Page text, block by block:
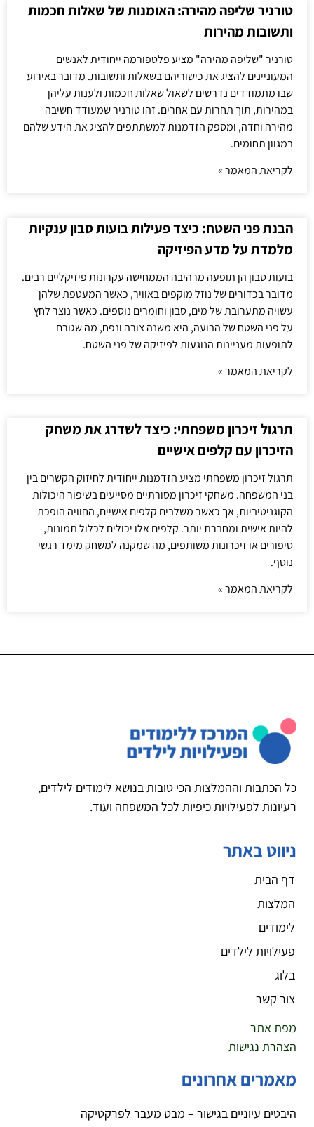
טורניר שליפה מהירה: האומנות של שאלות חכמות
ותשובות מהירות
טורניר "שליפה מהירה" מציע פלטפורמה ייחודית לאנשים
המעוניינים להציג את כישוריהם בשאלות ותשובות. מדובר באירוע
שבו מתמודדים נדרשים לשאול שאלות חכמות ולענות עליהן
במהירות, תוך תחרות עם אחרים. זהו טורניר שמעודד חשיבה
מהירה וחדה, ומספק הזדמנות למשתתפים להציג את הידע שלהם
במגוון תחומים.
לקריאת המאמר »
הבנת פני השטח: כיצד פעילות בועות סבון ענקיות
מלמדת על מדע הפיזיקה
בועות סבון הן תופעה מרהיבה הממחישה עקרונות פיזיקליים רבים.
מדובר בכדורים של נוזל מוקפים באוויר, כאשר המעטפת שלהן
עשויה מתערובת של מים, סבון וחומרים נוספים. כאשר נוצר לחץ
על פני השטח של הבועה, היא משנה צורה ונפח, מה שגורם
לתופעות מעניינות הנוגעות לפיזיקה של פני השטח.
לקריאת המאמר »
תרגול זיכרון משפחתי: כיצד לשדרג את משחק
הזיכרון עם קלפים אישיים
תרגול זיכרון משפחתי מציע הזדמנות ייחודית לחיזוק הקשרים בין
בני המשפחה. משחקי זיכרון מסורתיים מסייעים בשיפור היכולות
הקוגניטיביות, אך כאשר משלבים קלפים אישיים, החוויה הופכת
להיות אישית ומחברת יותר. קלפים אלו יכולים לכלול תמונות,
סיפורים או זיכרונות משותפים, מה שמקנה למשחק מימד רגשי
נוסף.
לקריאת המאמר »
כל הכתבות וההמלצות הכי טובות בנושא לימודים לילדים,
רעיונות לפעילויות כיפיות לכל המשפחה ועוד.
ניווט באתר
דף הבית
המלצות
לימודים
פעילויות לילדים
בלוג
צור קשר
מפת אתר
הצהרת נגישות
מאמרים אחרונים
היבטים עיוניים בגישור – מבט מעבר לפרקטיקה